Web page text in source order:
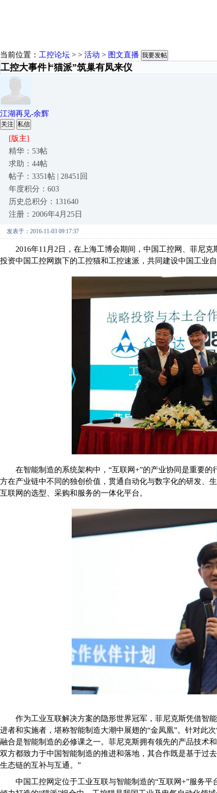
当前位置： 工控论坛 > > 活动 > 图文直播 我要发帖
工控大事件∣“猫派”筑巢有凤来仪
江湖再见-余辉
关注 私信
[版主]
精华：53帖
求助：44帖
帖子：3351帖 | 28451回
年度积分：603
历史总积分：131640
注册：2006年4月25日
发表于：2016-11-03 09:17:37
2016年11月2日，在上海工博会期间，中国工控网、菲尼
投资中国工控网旗下的工控猫和工控速派，共同建设中国工业
在智能制造的系统架构中，“互联网+”的产业协同是重要
方在产业链中不同的独创价值，贯通自动化与数字化的研发、
互联网的选型、采购和服务的一体化平台。
作为工业互联解决方案的隐形世界冠军，菲尼克斯凭借智
进者和实施者，堪称智能制造大潮中展翅的“金凤凰”。针对此
融合是智能制造的必修课之一。菲尼克斯拥有领先的产品技术
双方都致力于中国智能制造的推进和落地，其合作既是基于过
生态链的互补与互通。”
中国工控网定位于工业互联与智能制造的“互联网+”服务